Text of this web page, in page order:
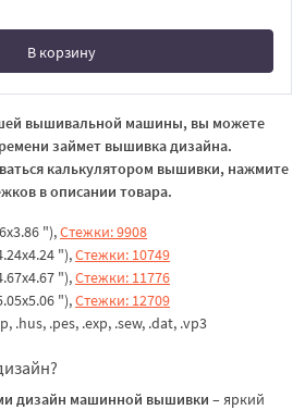
В корзину
В корзине
вышивальной машины, вы можете
займет вышивка дизайна.
калькулятором вышивки, нажмите
в описании товара.
"),Стежки: 9908
"),Стежки: 10749
"),Стежки: 11776
"),Стежки: 12709
.hus, .pes, .exp, .sew, .dat, .vp3
дизайн машинной вышивки – яркий